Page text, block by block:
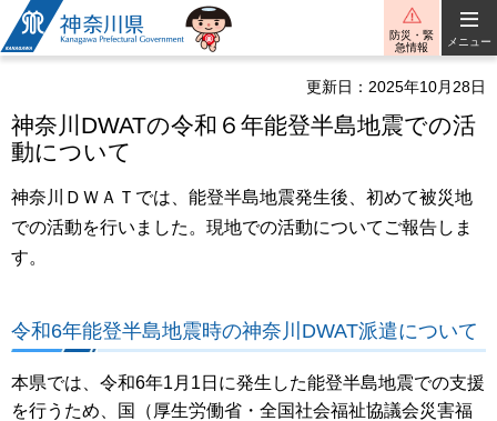
神奈川県
防災・緊
急情報
メニュー
更新日：2025年10月28日
神奈川DWATの令和６年能登半島地震での活
動について
神奈川ＤＷＡＴでは、能登半島地震発生後、初めて被災地
での活動を行いました。現地での活動についてご報告しま
す。
令和6年能登半島地震時の神奈川DWAT派遣について
本県では、令和6年1月1日に発生した能登半島地震での支援
を行うため、国（厚生労働省・全国社会福祉協議会災害福